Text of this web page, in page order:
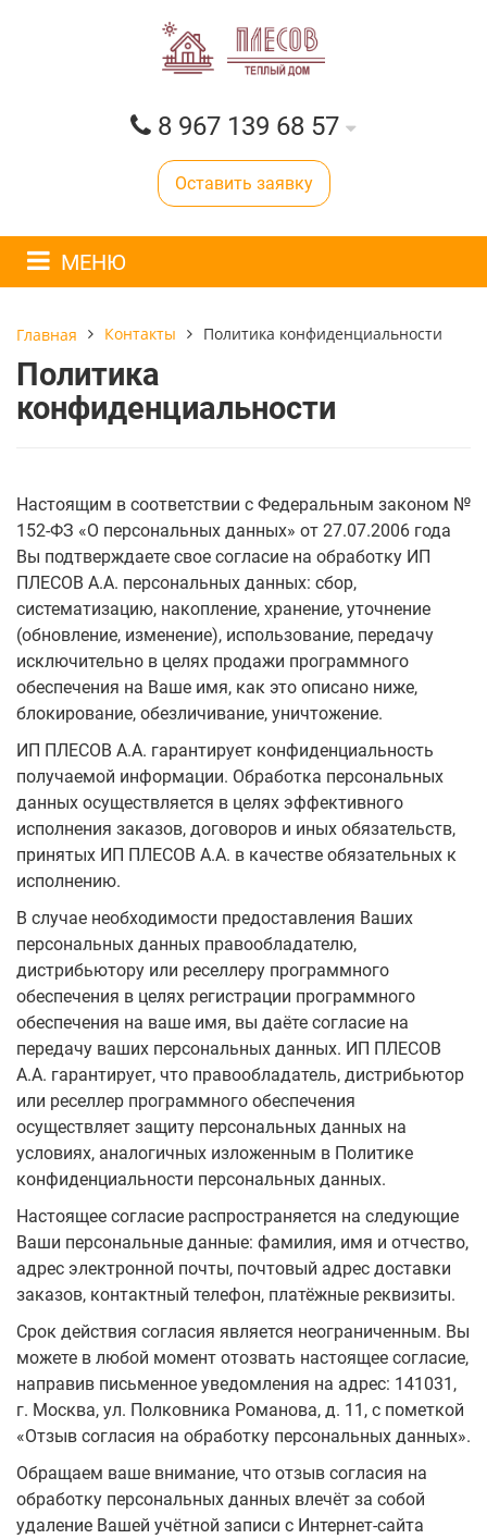
8 967 139 68 57
Оставить заявку
МЕНЮ
Главная Контакты Политика конфиденциальности
Политика
конфиденциальности
Настоящим в соответствии с Федеральным законом №
152-ФЗ «О персональных данных» от 27.07.2006 года
Вы подтверждаете свое согласие на обработку ИП
ПЛЕСОВ А.А. персональных данных: сбор,
систематизацию, накопление, хранение, уточнение
(обновление, изменение), использование, передачу
исключительно в целях продажи программного
обеспечения на Ваше имя, как это описано ниже,
блокирование, обезличивание, уничтожение.
ИП ПЛЕСОВ А.А. гарантирует конфиденциальность
получаемой информации. Обработка персональных
данных осуществляется в целях эффективного
исполнения заказов, договоров и иных обязательств,
принятых ИП ПЛЕСОВ А.А. в качестве обязательных к
исполнению.
В случае необходимости предоставления Ваших
персональных данных правообладателю,
дистрибьютору или реселлеру программного
обеспечения в целях регистрации программного
обеспечения на ваше имя, вы даёте согласие на
передачу ваших персональных данных. ИП ПЛЕСОВ
А.А. гарантирует, что правообладатель, дистрибьютор
или реселлер программного обеспечения
осуществляет защиту персональных данных на
условиях, аналогичных изложенным в Политике
конфиденциальности персональных данных.
Настоящее согласие распространяется на следующие
Ваши персональные данные: фамилия, имя и отчество,
адрес электронной почты, почтовый адрес доставки
заказов, контактный телефон, платёжные реквизиты.
Срок действия согласия является неограниченным. Вы
можете в любой момент отозвать настоящее согласие,
направив письменное уведомления на адрес: 141031,
г. Москва, ул. Полковника Романова, д. 11, с пометкой
«Отзыв согласия на обработку персональных данных».
Обращаем ваше внимание, что отзыв согласия на
обработку персональных данных влечёт за собой
удаление Вашей учётной записи с Интернет-сайта